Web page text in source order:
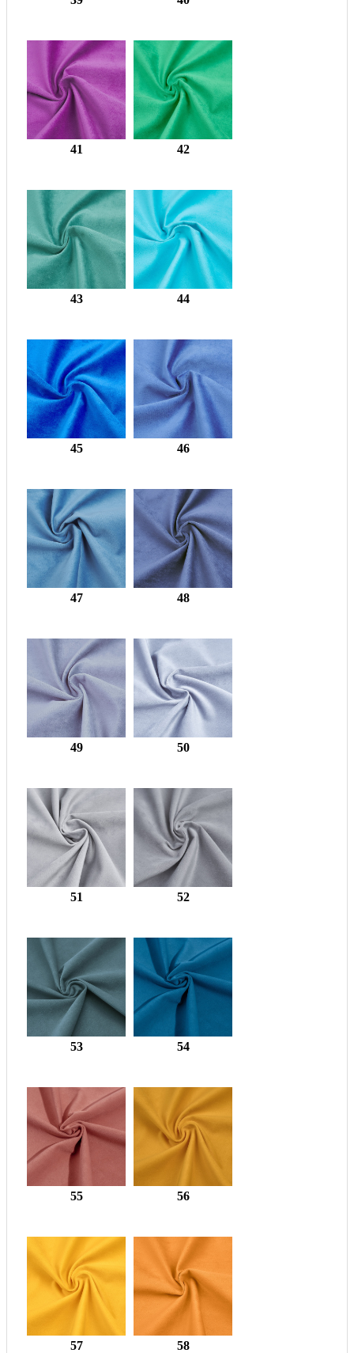
41 42
43 44
45 46
47 48
49 50
51 52
53 54
55 56
57 58